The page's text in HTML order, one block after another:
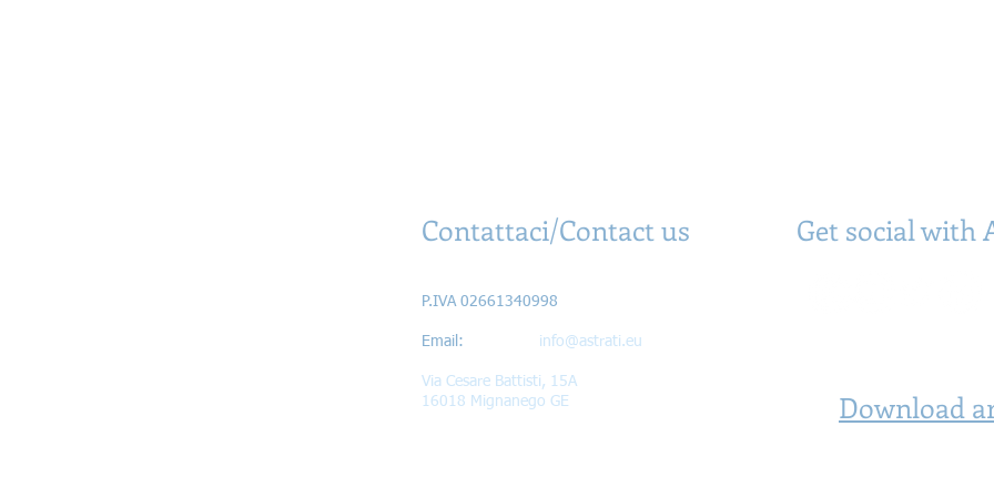
Contattaci/Contact us
P.IVA 02661340998
Email: info@astrati.eu
Via Cesare Battisti, 15A
16018 Mignanego GE
Get social with
Download